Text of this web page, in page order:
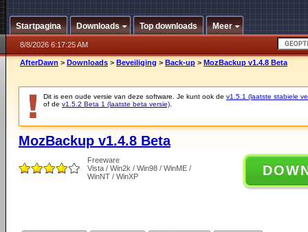
Startpagina Downloads Top downloads Meer
8/8/2026 6:17:25 AM
AfterDawn > Downloads > Beveiliging > Back-up > MozBackup v1.4.8 Beta
Dit is een oude versie van deze software. Je kunt ook de v1.5.1 (laatste stabiele
of de v1.5.2 Beta 1 (laatste beta versie)
MozBackup v1.4.8 Beta
Freeware
Vista / Win2k / Win98 / WinME /
WinNT / WinXP